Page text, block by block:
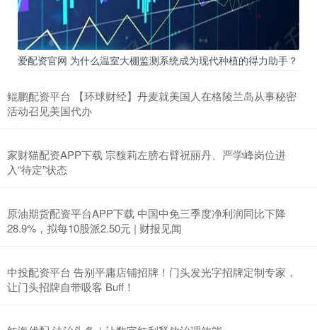
爱配资官网 为什么温室大棚监测系统成为现代种植的得力助手？
鲲鹏配资平台 【环球财经】丹麦就美国人在格陵兰岛从事秘密
活动召见美国代办
家财猫配资APP下载 宗馥莉左膀右臂祝丽丹、严学峰岗位进
入“待定”状态
原油期货配资平台APP下载 中国中免三季度净利润同比下降
28.9%，拟每10股派2.50元 | 财报见闻
中投配资平台 告别平庸店铺招牌！门头发光字招牌定制专家，
让门头招牌自带吸客 Buff！